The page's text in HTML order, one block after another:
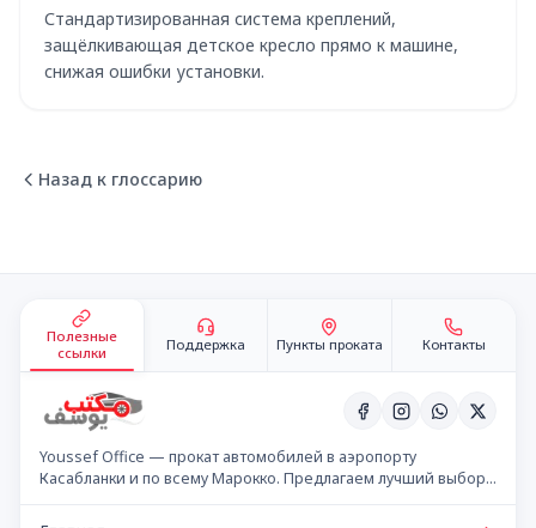
Стандартизированная система креплений,
защёлкивающая детское кресло прямо к машине,
снижая ошибки установки.
Назад к глоссарию
Полезные
ссылки
Поддержка Пункты проката Контакты
Youssef Office — прокат автомобилей в аэропорту
Касабланки и по всему Марокко. Предлагаем лучший выбор